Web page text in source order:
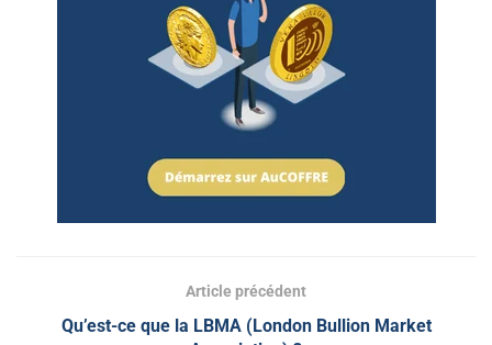
Article précédent
Qu’est-ce que la LBMA (London Bullion Market